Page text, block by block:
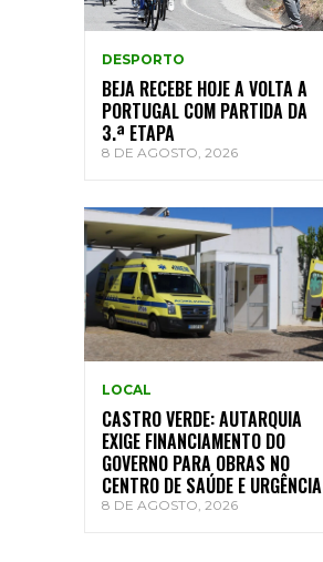
DESPORTO
BEJA RECEBE HOJE A VOLTA A
PORTUGAL COM PARTIDA DA
3.ª ETAPA
8 DE AGOSTO, 2026
LOCAL
CASTRO VERDE: AUTARQUIA
EXIGE FINANCIAMENTO DO
GOVERNO PARA OBRAS NO
CENTRO DE SAÚDE E URGÊNCIA
8 DE AGOSTO, 2026